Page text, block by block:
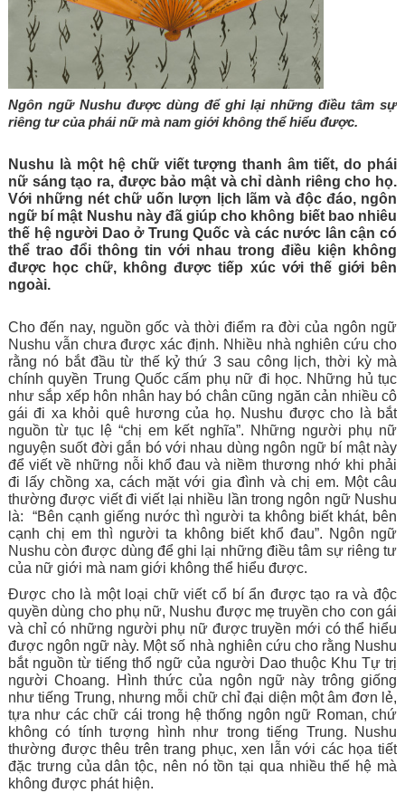
Ngôn ngữ Nushu được dùng để ghi lại những điều tâm sự
riêng tư của phái nữ mà nam giới không thể hiểu được.
Nushu là một hệ chữ viết tượng thanh âm tiết, do phái
nữ sáng tạo ra, được bảo mật và chỉ dành riêng cho họ.
Với những nét chữ uốn lượn lịch lãm và độc đáo, ngôn
ngữ bí mật Nushu này đã giúp cho không biết bao nhiêu
thế hệ người Dao ở Trung Quốc và các nước lân cận có
thể trao đổi thông tin với nhau trong điều kiện không
được học chữ, không được tiếp xúc với thế giới bên
ngoài.
Cho đến nay, nguồn gốc và thời điểm ra đời của ngôn ngữ
Nushu vẫn chưa được xác định. Nhiều nhà nghiên cứu cho
rằng nó bắt đầu từ thế kỷ thứ 3 sau công lịch, thời kỳ mà
chính quyền Trung Quốc cấm phụ nữ đi học. Những hủ tục
như sắp xếp hôn nhân hay bó chân cũng ngăn cản nhiều cô
gái đi xa khỏi quê hương của họ. Nushu được cho là bắt
nguồn từ tục lệ “chị em kết nghĩa”. Những người phụ nữ
nguyện suốt đời gắn bó với nhau dùng ngôn ngữ bí mật này
để viết về những nỗi khổ đau và niềm thương nhớ khi phải
đi lấy chồng xa, cách mặt với gia đình và chị em. Một câu
thường được viết đi viết lại nhiều lần trong ngôn ngữ Nushu
là:  “Bên cạnh giếng nước thì người ta không biết khát, bên
cạnh chị em thì người ta không biết khổ đau”. Ngôn ngữ
Nushu còn được dùng để ghi lại những điều tâm sự riêng tư
của nữ giới mà nam giới không thể hiểu được.
Được cho là một loại chữ viết cổ bí ẩn được tạo ra và độc
quyền dùng cho phụ nữ, Nushu được mẹ truyền cho con gái
và chỉ có những người phụ nữ được truyền mới có thể hiểu
được ngôn ngữ này. Một số nhà nghiên cứu cho rằng Nushu
bắt nguồn từ tiếng thổ ngữ của người Dao thuộc Khu Tự trị
người Choang. Hình thức của ngôn ngữ này trông giống
như tiếng Trung, nhưng mỗi chữ chỉ đại diện một âm đơn lẻ,
tựa như các chữ cái trong hệ thống ngôn ngữ Roman, chứ
không có tính tượng hình như trong tiếng Trung. Nushu
thường được thêu trên trang phục, xen lẫn với các họa tiết
đặc trưng của dân tộc, nên nó tồn tại qua nhiều thế hệ mà
không được phát hiện.